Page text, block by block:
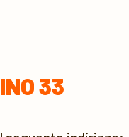
33